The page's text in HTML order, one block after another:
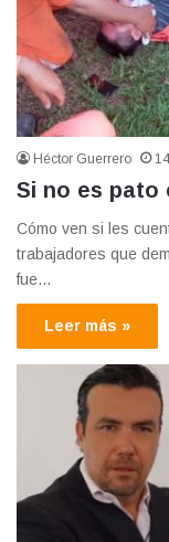
Héctor Guerrero
Si no es pato
Cómo ven si les
trabajadores que
fue…
Leer más »